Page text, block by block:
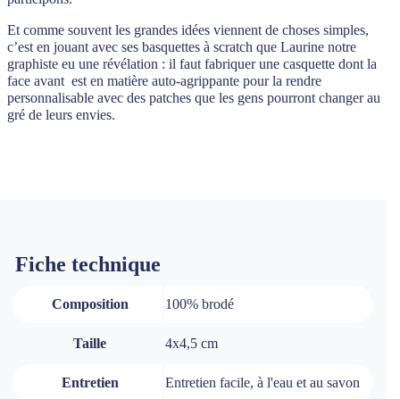
Et comme souvent les grandes idées viennent de choses simples,
c’est en jouant avec ses basquettes à scratch que Laurine notre
graphiste eu une révélation : il faut fabriquer une casquette dont la
face avant est en matière auto-agrippante pour la rendre
personnalisable avec des patches que les gens pourront changer au
gré de leurs envies.
Fiche technique
Composition 100% brodé
Taille 4x4,5 cm
Entretien Entretien facile, à l'eau et au savon